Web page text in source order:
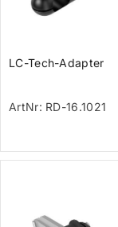
LC-Tech-Adapter
ArtNr: RD-16.1021